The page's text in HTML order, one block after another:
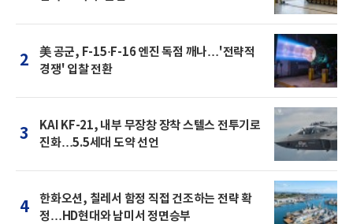
2
美 공군, F-15·F-16 엔진 독점 깨나…'전략적
경쟁' 입찰 전환
3
KAI KF-21, 내부 무장창 장착 스텔스 전투기로
진화…5.5세대 도약 선언
4
한화오션, 칠레서 함정 직접 건조하는 전략 확
정…HD현대와 남미서 정면승부